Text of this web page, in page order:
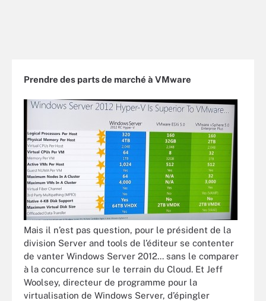
Prendre des parts de marché à VMware
Mais il n’est pas question, pour le président de la
division Server and tools de l’éditeur se contenter
de vanter Windows Server 2012... sans le comparer
à la concurrence sur le terrain du Cloud. Et Jeff
Woolsey, directeur de programme pour la
virtualisation de Windows Server, d’épingler